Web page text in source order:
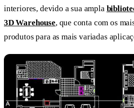
interiores, devido a sua ampla
3D Warehouse, que conta com os
produtos para as mais variadas